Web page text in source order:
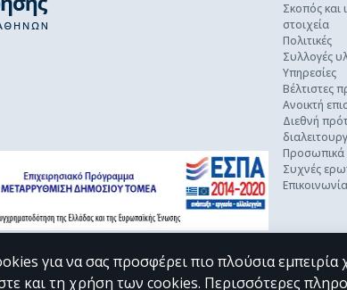
Σκοπός και
στοιχεία
Πολιτικές
Συλλογές
Υπηρεσίες
Βέλτιστες
Ανοικτή
Διεθνή
Προσωπικά
Συχνές
Επικοινωνία
για να σας προσφέρει πιο πλούσια
και τη χρήση των cookies. Περισσότερες